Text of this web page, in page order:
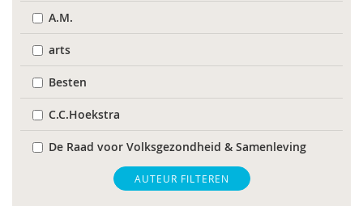
A.M.
arts
Besten
C.C.Hoekstra
De Raad voor Volksgezondheid & Samenleving
gz-psycholoog AUTEUR FILTEREN